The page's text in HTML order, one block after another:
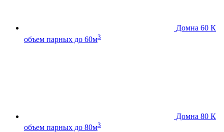
Домна 60 К
объем парных до 60м3
Домна 80 К
объем парных до 80м3